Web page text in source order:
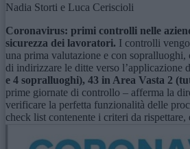
Nadia Storti e Luca Ceriscioli
Coronavirus: primi controlli nelle
sicurezza dei lavoratori. I controlli
una prima valutazione e con
di indirizzare le ditte verso l’applicazione
e 4 sopralluoghi), 43 in Area Vasta 2
prime giornate di controllo – afferma la
verificare la perfetta funzionalità delle
check list contenente i criteri da